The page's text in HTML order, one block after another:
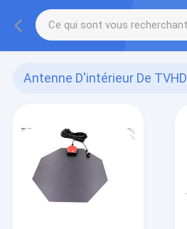
Antenne D'intérieur De TVHD